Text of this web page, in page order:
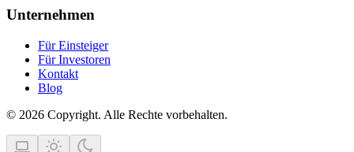
Unternehmen
Für Einsteiger
Für Investoren
Kontakt
Blog
© 2026 Copyright. Alle Rechte vorbehalten.